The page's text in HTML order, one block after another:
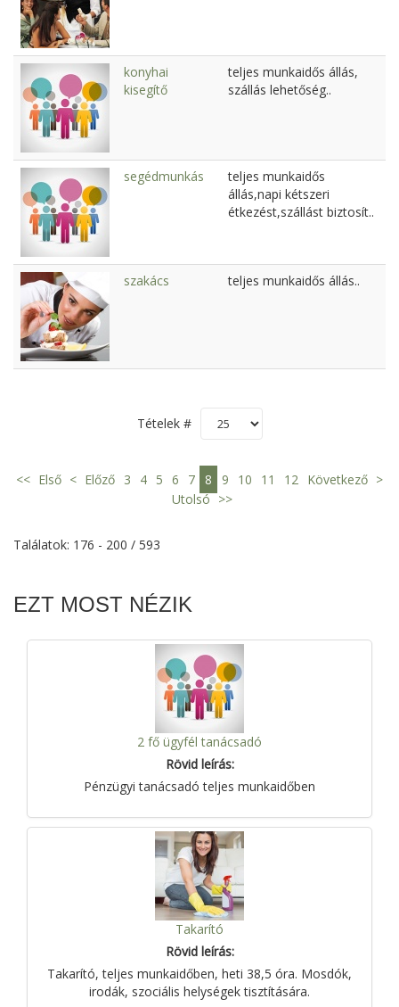
konyhai
kisegítő
teljes munkaidős állás,
szállás lehetőség..
segédmunkás
teljes munkaidős
állás,napi kétszeri
étkezést,szállást biztosít..
szakács teljes munkaidős állás..
Tételek #
<< Első < Előző 3 4 5 6 7 8 9 10 11 12 Következő >
Utolsó >>
Találatok: 176 - 200 / 593
EZT MOST NÉZIK
2 fő ügyfél tanácsadó
Rövid leírás:
Pénzügyi tanácsadó teljes munkaidőben
Takarító
Rövid leírás:
Takarító, teljes munkaidőben, heti 38,5 óra. Mosdók,
irodák, szociális helységek tisztítására.